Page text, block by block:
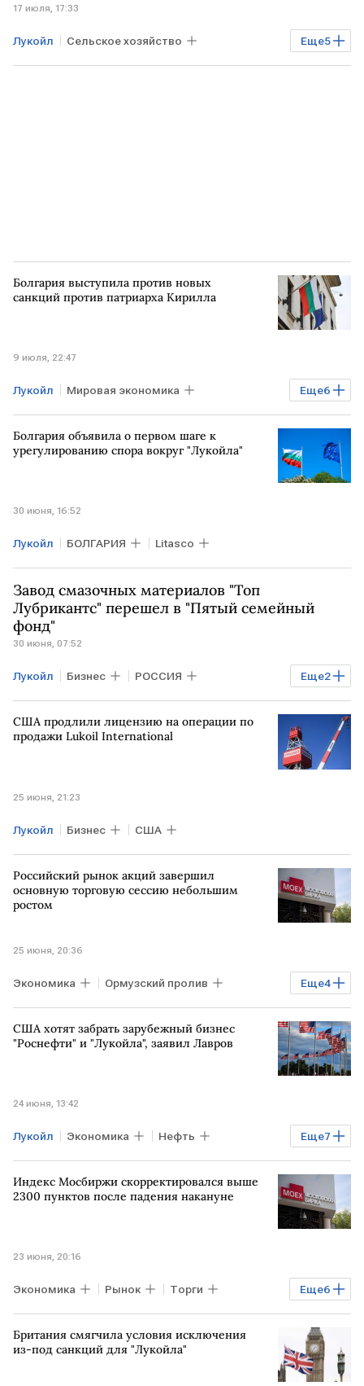
17 июля, 17:33
Еще5
Лукойл Сельское хозяйство
Ростовская область РФ
Болгария выступила против новых
санкций против патриарха Кирилла
9 июля, 22:47
Еще6
Лукойл Мировая экономика
БОЛГАРИЯ РФ ЗАПАД
Вагит Алекперов Владимир Путин
Болгария объявила о первом шаге к
урегулированию спора вокруг "Лукойла"
30 июня, 16:52
Лукойл БОЛГАРИЯ Litasco
Завод смазочных материалов "Топ
Лубрикантс" перешел в "Пятый семейный
фонд"
30 июня, 07:52
Еще2
Лукойл Бизнес РОССИЯ
Экономика Калужская область
TotalEnergies
США продлили лицензию на операции по
продажи Lukoil International
25 июня, 21:23
Лукойл Бизнес США
Российский рынок акций завершил
основную торговую сессию небольшим
ростом
25 июня, 20:36
Еще4
Экономика Ормузский пролив
Мосбиржа РТС
"БКС Мир инвестиций" Рынок
США хотят забрать зарубежный бизнес
"Роснефти" и "Лукойла", заявил Лавров
24 июня, 13:42
Еще7
Лукойл Экономика Нефть
РОССИЯ АФРИКА СЕРБИЯ
ВЕНГРИЯ Сергей Лавров МИД РФ
Индекс Мосбиржи скорректировался выше
2300 пунктов после падения накануне
23 июня, 20:16
Еще6
Экономика Рынок Торги
Индексы США РФ Мосбиржа
РТС "БКС Мир инвестиций"
Британия смягчила условия исключения
из-под санкций для "Лукойла"